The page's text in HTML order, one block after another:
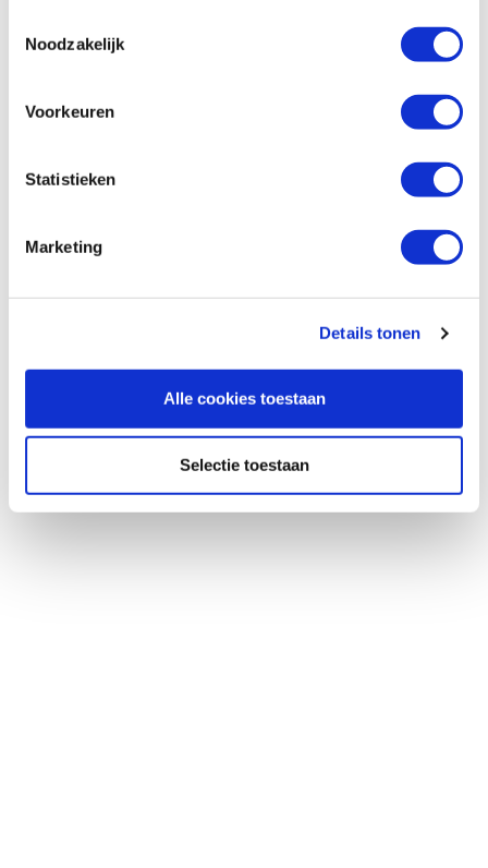
Noodzakelijk
Voorkeuren
Statistieken
Marketing
Details tonen
Alle cookies toestaan
Selectie toestaan
Vorige Volgende